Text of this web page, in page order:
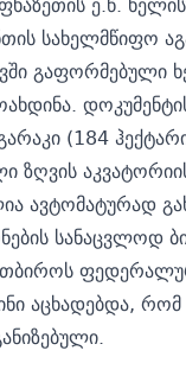
სახელმწიფო
გაფორმებული
(184
ზღვის
ავტომატურად
სანაცვლოდ
აცხადებდა,